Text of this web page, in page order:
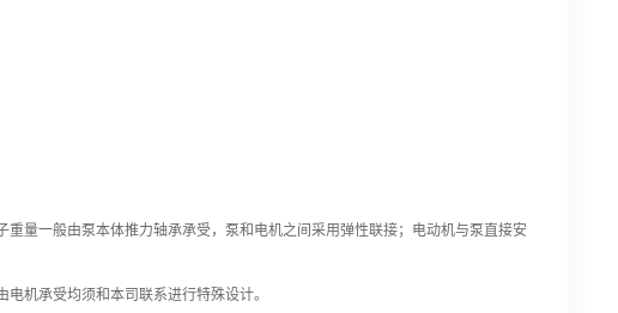
量一般由泵本体推力轴承承受，泵和电机之间采用弹性联接； 电动机与泵直接安
电机承受均须和本司联系进行特殊设计。